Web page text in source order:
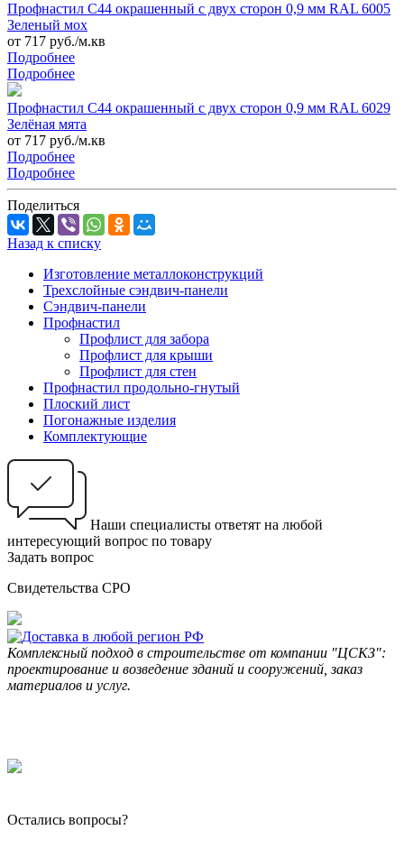
Профнастил С44 окрашенный с двух сторон 0,9 мм RAL 6005
Зеленый мох
от 717 руб./м.кв
Подробнее
Подробнее
Профнастил С44 окрашенный с двух сторон 0,9 мм RAL 6029
Зелёная мята
от 717 руб./м.кв
Подробнее
Подробнее
Поделиться
Назад к списку
Изготовление металлоконструкций
Трехслойные сэндвич-панели
Сэндвич-панели
Профнастил
Профлист для забора
Профлист для крыши
Профлист для стен
Профнастил продольно-гнутый
Плоский лист
Погонажные изделия
Комплектующие
Наши специалисты ответят на любой
интересующий вопрос по товару
Задать вопрос
Свидетельства СРО
Комплексный подход в строительстве от компании "ЦСКЗ":
проектирование и возведение зданий и сооружений, заказ
материалов и услуг.
Остались вопросы?